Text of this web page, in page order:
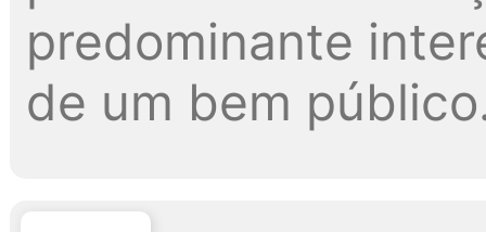
predominante
de um bem